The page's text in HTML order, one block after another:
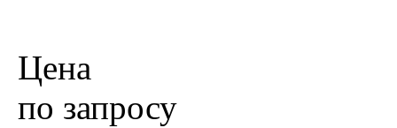
Цена
по запросу